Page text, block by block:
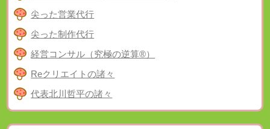
尖った営業代行
尖った制作代行
経営コンサル（究極の逆算®）
Reクリエイトの諸々
代表北川哲平の諸々